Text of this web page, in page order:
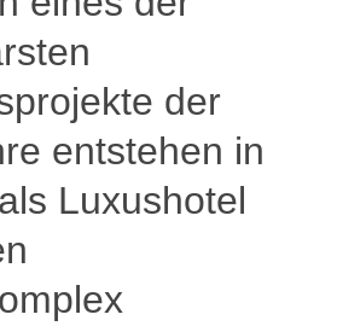
der
entstehen in
Luxushotel